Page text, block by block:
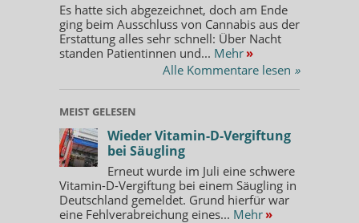
Es hatte sich abgezeichnet, doch am Ende
ging beim Ausschluss von Cannabis aus der
Erstattung alles sehr schnell: Über Nacht
standen Patientinnen und... Mehr »
Alle Kommentare lesen »
MEIST GELESEN
Wieder Vitamin-D-Vergiftung
bei Säugling
Erneut wurde im Juli eine schwere
Vitamin-D-Vergiftung bei einem Säugling in
Deutschland gemeldet. Grund hierfür war
eine Fehlverabreichung eines... Mehr »